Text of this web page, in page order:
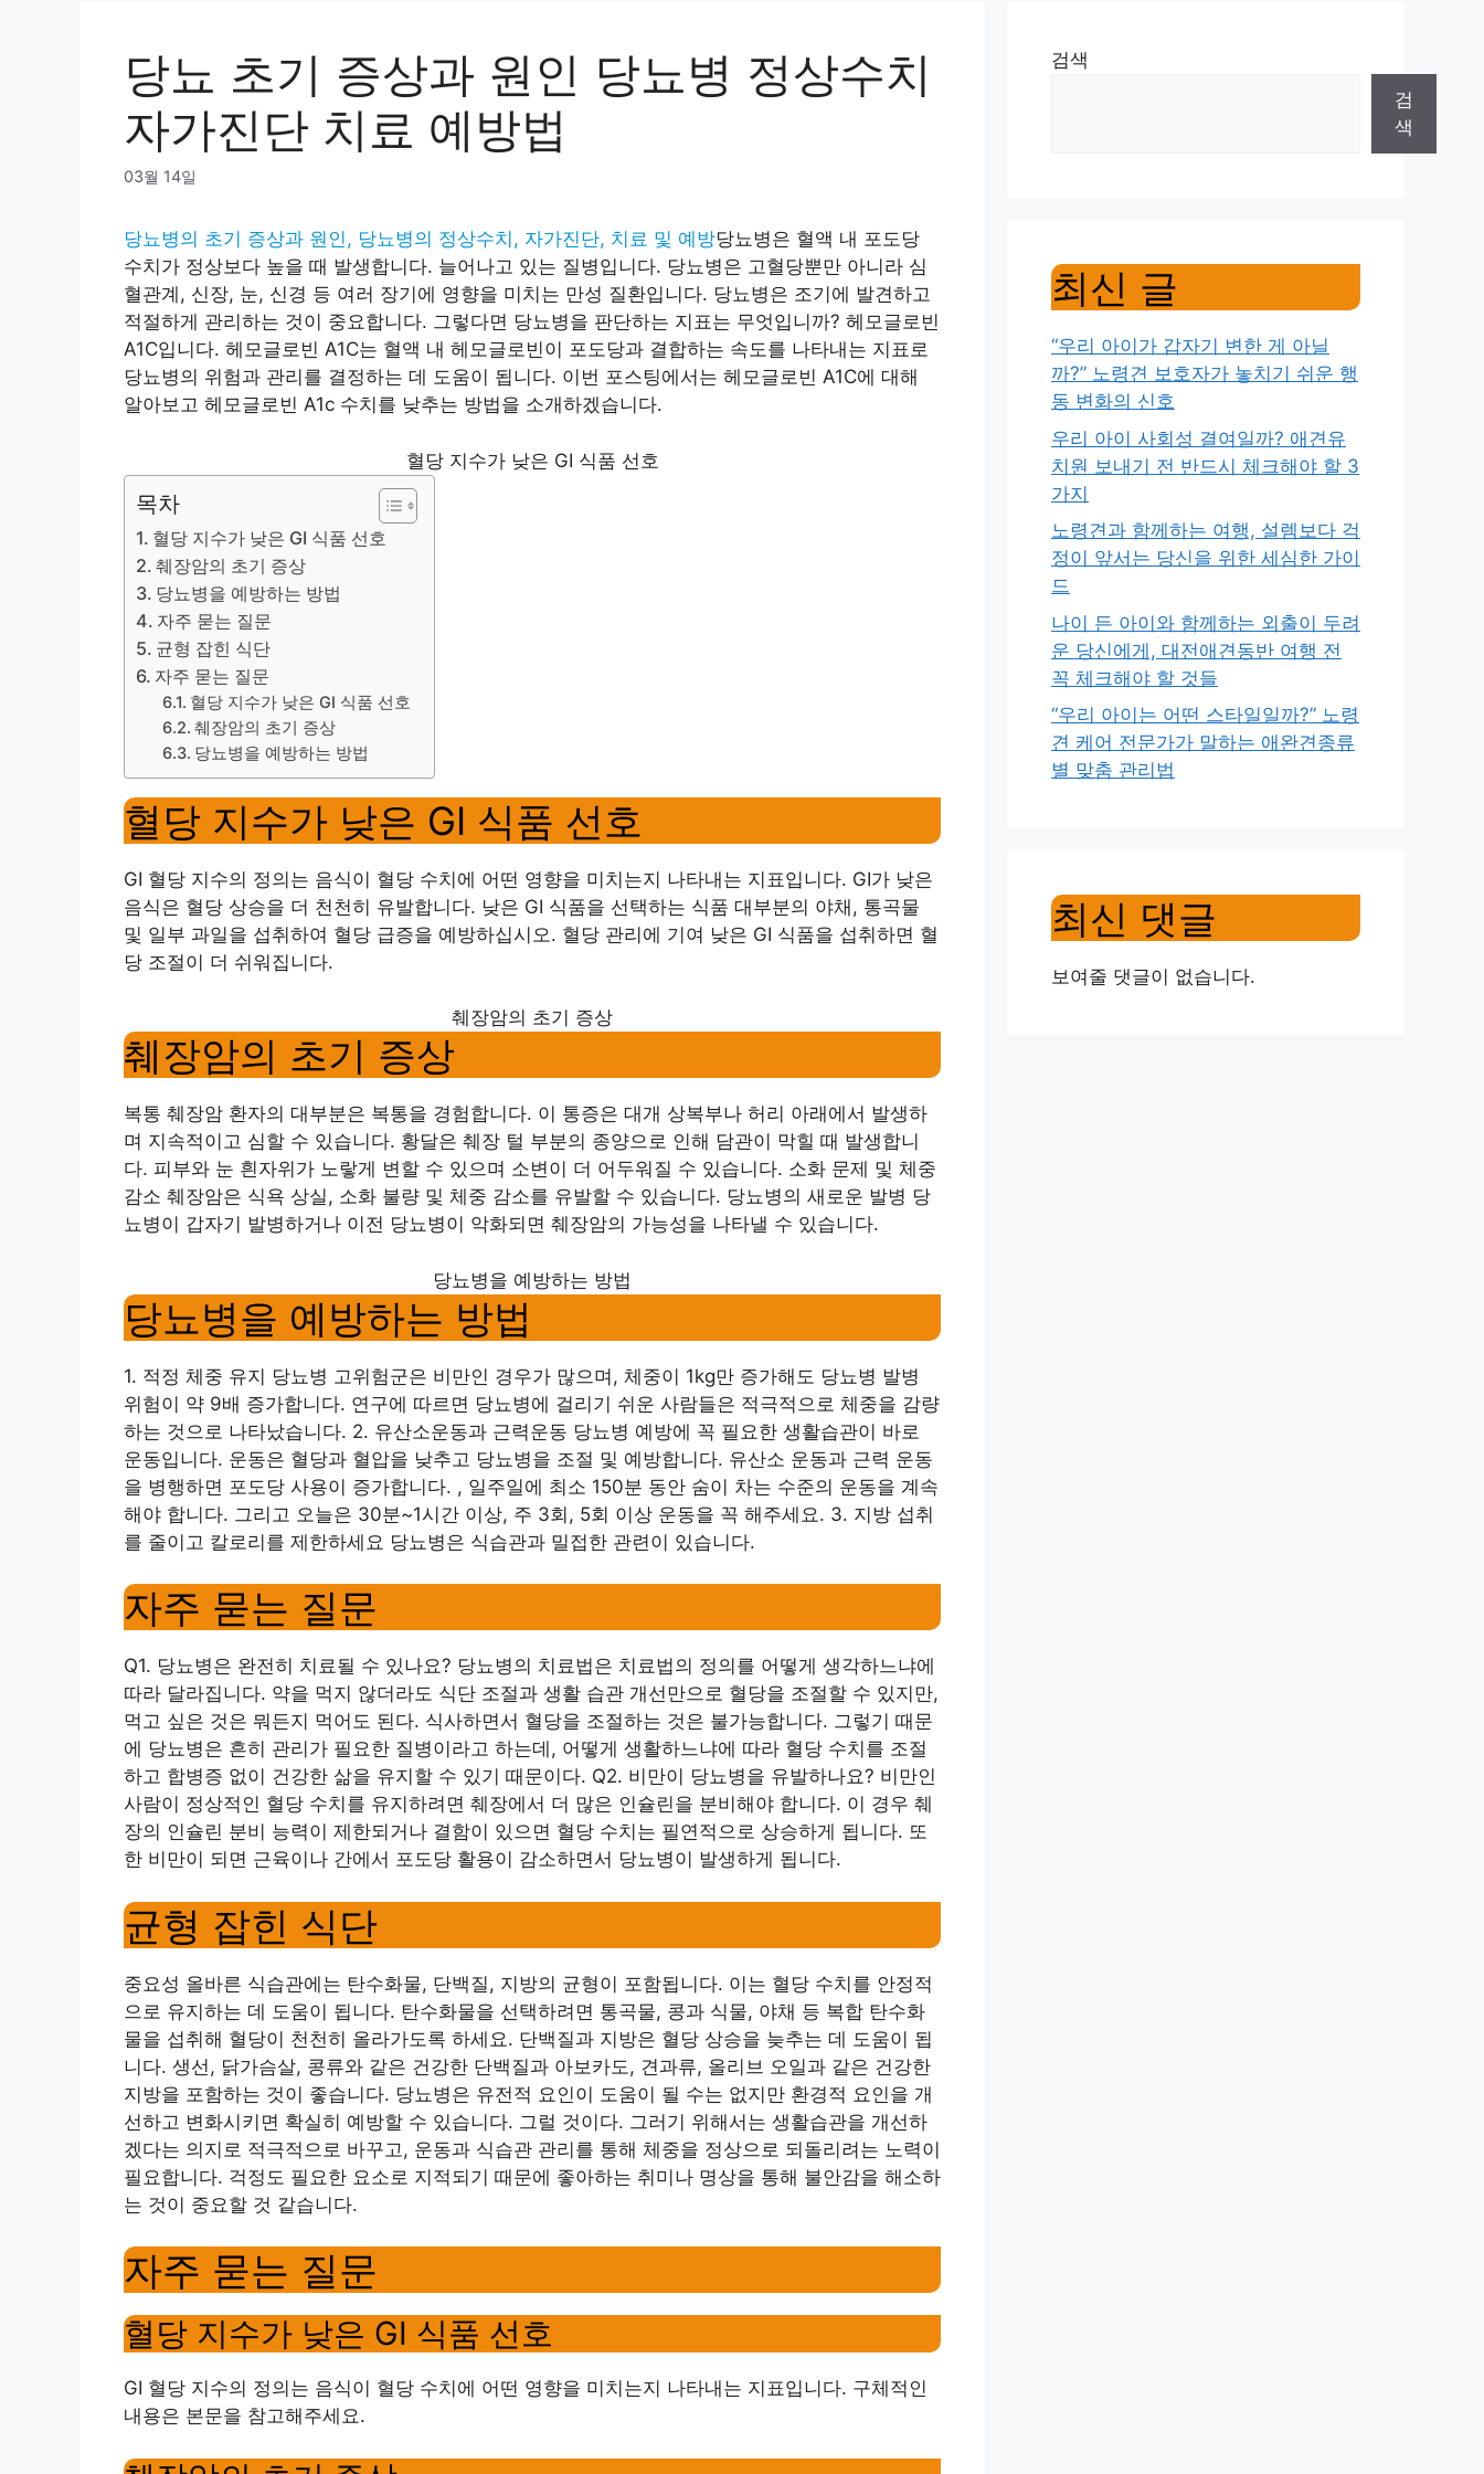
당뇨 초기 증상과 원인 당뇨병 정상수치
자가진단 치료 예방법
03월 14일
당뇨병의 초기 증상과 원인, 당뇨병의 정상수치, 자가진단, 치료 및 예방당뇨병은 혈액 내 포도당
수치가 정상보다 높을 때 발생합니다. 늘어나고 있는 질병입니다. 당뇨병은 고혈당뿐만 아니라 심
혈관계, 신장, 눈, 신경 등 여러 장기에 영향을 미치는 만성 질환입니다. 당뇨병은 조기에 발견하고
적절하게 관리하는 것이 중요합니다. 그렇다면 당뇨병을 판단하는 지표는 무엇입니까? 헤모글로빈
A1C입니다. 헤모글로빈 A1C는 혈액 내 헤모글로빈이 포도당과 결합하는 속도를 나타내는 지표로
당뇨병의 위험과 관리를 결정하는 데 도움이 됩니다. 이번 포스팅에서는 헤모글로빈 A1C에 대해
알아보고 헤모글로빈 A1c 수치를 낮추는 방법을 소개하겠습니다.
혈당 지수가 낮은 GI 식품 선호
목차
혈당 지수가 낮은 GI 식품 선호
췌장암의 초기 증상
당뇨병을 예방하는 방법
자주 묻는 질문
균형 잡힌 식단
자주 묻는 질문
혈당 지수가 낮은 GI 식품 선호
췌장암의 초기 증상
당뇨병을 예방하는 방법
혈당 지수가 낮은 GI 식품 선호
GI 혈당 지수의 정의는 음식이 혈당 수치에 어떤 영향을 미치는지 나타내는 지표입니다. GI가 낮은
음식은 혈당 상승을 더 천천히 유발합니다. 낮은 GI 식품을 선택하는 식품 대부분의 야채, ​​통곡물
및 일부 과일을 섭취하여 혈당 급증을 예방하십시오. 혈당 관리에 기여 낮은 GI 식품을 섭취하면 혈
당 조절이 더 쉬워집니다.
췌장암의 초기 증상
췌장암의 초기 증상
복통 췌장암 환자의 대부분은 복통을 경험합니다. 이 통증은 대개 상복부나 허리 아래에서 발생하
며 지속적이고 심할 수 있습니다. 황달은 췌장 털 부분의 종양으로 인해 담관이 막힐 때 발생합니
다. 피부와 눈 흰자위가 노랗게 변할 수 있으며 소변이 더 어두워질 수 있습니다. 소화 문제 및 체중
감소 췌장암은 식욕 상실, 소화 불량 및 체중 감소를 유발할 수 있습니다. 당뇨병의 새로운 발병 당
뇨병이 갑자기 발병하거나 이전 당뇨병이 악화되면 췌장암의 가능성을 나타낼 수 있습니다.
당뇨병을 예방하는 방법
당뇨병을 예방하는 방법
1. 적정 체중 유지 당뇨병 고위험군은 비만인 경우가 많으며, 체중이 1kg만 증가해도 당뇨병 발병
위험이 약 9배 증가합니다. 연구에 따르면 당뇨병에 걸리기 쉬운 사람들은 적극적으로 체중을 감량
하는 것으로 나타났습니다. 2. 유산소운동과 근력운동 당뇨병 예방에 꼭 필요한 생활습관이 바로
운동입니다. 운동은 혈당과 혈압을 낮추고 당뇨병을 조절 및 예방합니다. 유산소 운동과 근력 운동
을 병행하면 포도당 사용이 증가합니다. , 일주일에 최소 150분 동안 숨이 차는 수준의 운동을 계속
해야 합니다. 그리고 오늘은 30분~1시간 이상, 주 3회, 5회 이상 운동을 꼭 해주세요. 3. 지방 섭취
를 줄이고 칼로리를 제한하세요 당뇨병은 식습관과 밀접한 관련이 있습니다.
자주 묻는 질문
Q1. 당뇨병은 완전히 치료될 수 있나요? 당뇨병의 치료법은 치료법의 정의를 어떻게 생각하느냐에
따라 달라집니다. 약을 먹지 않더라도 식단 조절과 생활 습관 개선만으로 혈당을 조절할 수 있지만,
먹고 싶은 것은 뭐든지 먹어도 된다. 식사하면서 혈당을 조절하는 것은 불가능합니다. 그렇기 때문
에 당뇨병은 흔히 관리가 필요한 질병이라고 하는데, 어떻게 생활하느냐에 따라 혈당 수치를 조절
하고 합병증 없이 건강한 삶을 유지할 수 있기 때문이다. Q2. 비만이 당뇨병을 유발하나요? 비만인
사람이 정상적인 혈당 수치를 유지하려면 췌장에서 더 많은 인슐린을 분비해야 합니다. 이 경우 췌
장의 인슐린 분비 능력이 제한되거나 결함이 있으면 혈당 수치는 필연적으로 상승하게 됩니다. 또
한 비만이 되면 근육이나 간에서 포도당 활용이 감소하면서 당뇨병이 발생하게 됩니다.
균형 잡힌 식단
중요성 올바른 식습관에는 탄수화물, 단백질, 지방의 균형이 포함됩니다. 이는 혈당 수치를 안정적
으로 유지하는 데 도움이 됩니다. 탄수화물을 선택하려면 통곡물, 콩과 식물, 야채 등 복합 탄수화
물을 섭취해 혈당이 천천히 올라가도록 하세요. 단백질과 지방은 혈당 상승을 늦추는 데 도움이 됩
니다. 생선, 닭가슴살, 콩류와 같은 건강한 단백질과 아보카도, 견과류, 올리브 오일과 같은 건강한
지방을 포함하는 것이 좋습니다. 당뇨병은 유전적 요인이 도움이 될 수는 없지만 환경적 요인을 개
선하고 변화시키면 확실히 예방할 수 있습니다. 그럴 것이다. 그러기 위해서는 생활습관을 개선하
겠다는 의지로 적극적으로 바꾸고, 운동과 식습관 관리를 통해 체중을 정상으로 되돌리려는 노력이
필요합니다. 걱정도 필요한 요소로 지적되기 때문에 좋아하는 취미나 명상을 통해 불안감을 해소하
는 것이 중요할 것 같습니다.
자주 묻는 질문
혈당 지수가 낮은 GI 식품 선호
GI 혈당 지수의 정의는 음식이 혈당 수치에 어떤 영향을 미치는지 나타내는 지표입니다. 구체적인
내용은 본문을 참고해주세요.
검색
검
색
최신 글
“우리 아이가 갑자기 변한 게 아닐
까?” 노령견 보호자가 놓치기 쉬운 행
동 변화의 신호
우리 아이 사회성 결여일까? 애견유
치원 보내기 전 반드시 체크해야 할 3
가지
노령견과 함께하는 여행, 설렘보다 걱
정이 앞서는 당신을 위한 세심한 가이
드
나이 든 아이와 함께하는 외출이 두려
운 당신에게, 대전애견동반 여행 전
꼭 체크해야 할 것들
“우리 아이는 어떤 스타일일까?” 노령
견 케어 전문가가 말하는 애완견종류
별 맞춤 관리법
최신 댓글
보여줄 댓글이 없습니다.